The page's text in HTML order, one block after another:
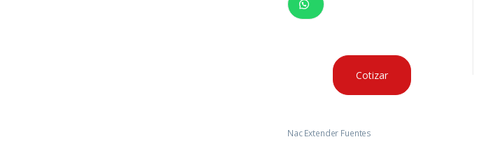
Cotizar
Nac Extender Fuentes